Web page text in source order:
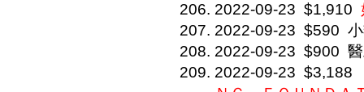
2022-09-23 $1,910
2022-09-23 $590
2022-09-23 $900
2022-09-23 $3,188